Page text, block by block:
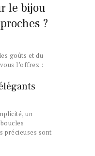
le bijou
?
goûts et du
l’offrez :
un
précieuses sont